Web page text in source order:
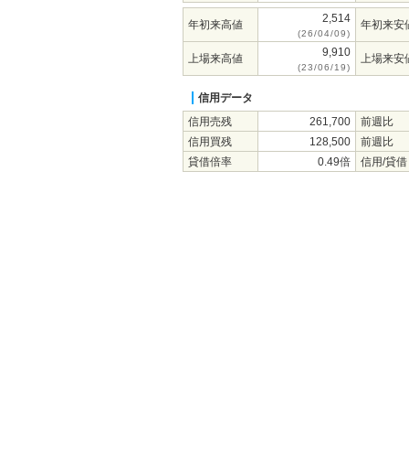
年初来高値 2,514
(26/04/09)
年初来安
上場来高値 9,910
(23/06/19)
上場来安
信用データ
信用売残
261,700
前週比
信用買残
128,500
前週比
貸借倍率
0.49倍 信用/貸借